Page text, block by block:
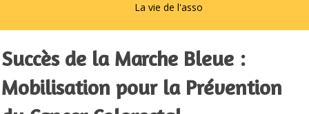
La vie de l'asso
Succès de la Marche Bleue :
Mobilisation pour la Prévention